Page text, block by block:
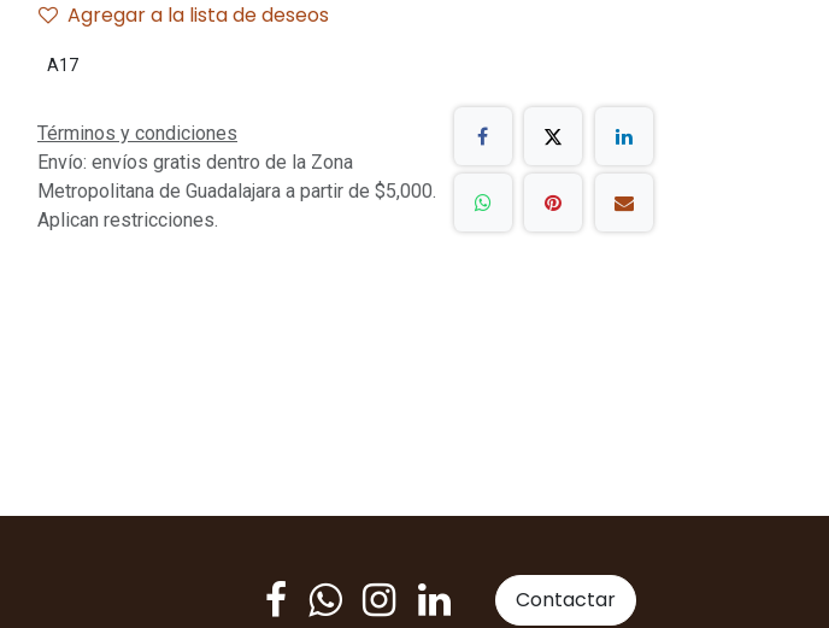
Agregar a la lista de deseos
A17
Términos y condiciones
Envío: envíos gratis dentro de la Zona
Metropolitana de Guadalajara a partir de $5,000.
Aplican restricciones.
Contactar